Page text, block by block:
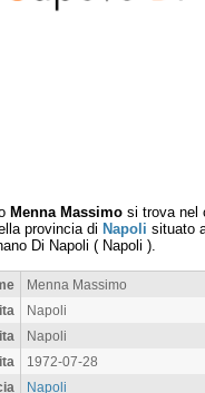
Menna Massimo si trova nel
provincia di Napoli situato
Di Napoli ( Napoli ).
Menna Massimo
Napoli
Napoli
1972-07-28
Napoli